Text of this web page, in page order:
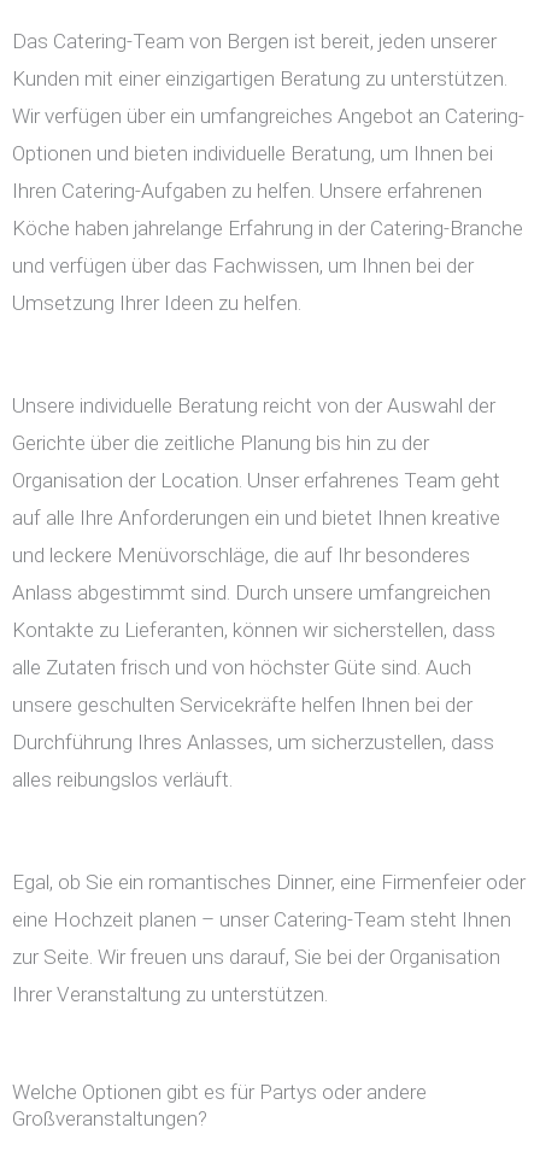
Das Catering-Team von Bergen ist bereit, jeden unserer
Kunden mit einer einzigartigen Beratung zu unterstützen.
Wir verfügen über ein umfangreiches Angebot an Catering-
Optionen und bieten individuelle Beratung, um Ihnen bei
Ihren Catering-Aufgaben zu helfen. Unsere erfahrenen
Köche haben jahrelange Erfahrung in der Catering-Branche
und verfügen über das Fachwissen, um Ihnen bei der
Umsetzung Ihrer Ideen zu helfen.
Unsere individuelle Beratung reicht von der Auswahl der
Gerichte über die zeitliche Planung bis hin zu der
Organisation der Location. Unser erfahrenes Team geht
auf alle Ihre Anforderungen ein und bietet Ihnen kreative
und leckere Menüvorschläge, die auf Ihr besonderes
Anlass abgestimmt sind. Durch unsere umfangreichen
Kontakte zu Lieferanten, können wir sicherstellen, dass
alle Zutaten frisch und von höchster Güte sind. Auch
unsere geschulten Servicekräfte helfen Ihnen bei der
Durchführung Ihres Anlasses, um sicherzustellen, dass
alles reibungslos verläuft.
Egal, ob Sie ein romantisches Dinner, eine Firmenfeier oder
eine Hochzeit planen – unser Catering-Team steht Ihnen
zur Seite. Wir freuen uns darauf, Sie bei der Organisation
Ihrer Veranstaltung zu unterstützen.
Welche Optionen gibt es für Partys oder andere
Großveranstaltungen?